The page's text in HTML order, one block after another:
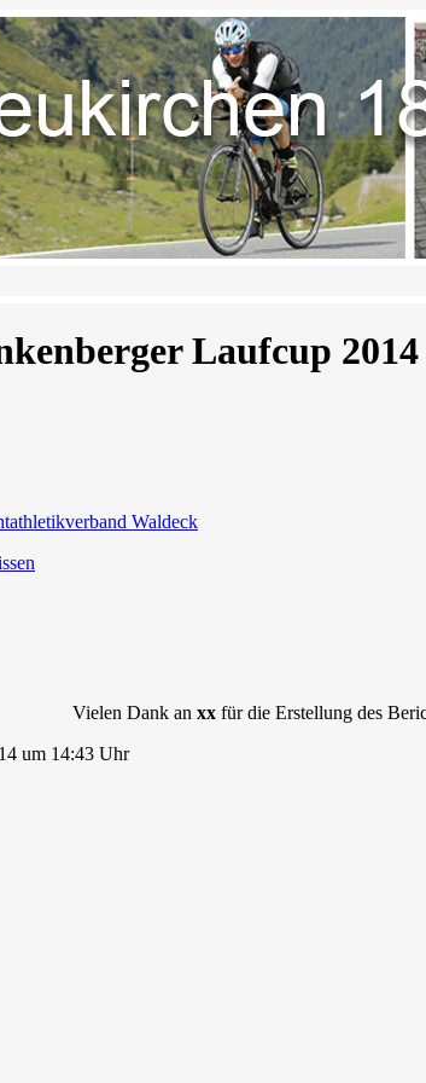
Laufcup 2014
Waldeck
Vielen Dank an xx für die Erstellung des
um 14:43 Uhr